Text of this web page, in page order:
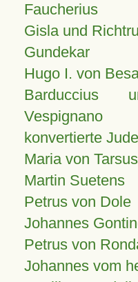
Faucherius
Gisla und
Gundekar
Hugo I. von
Barduccius
Vespignano
konvertierte
Maria von Tarsus
Martin Suetens
Petrus von Dole
Johannes
Petrus von
Johannes vom